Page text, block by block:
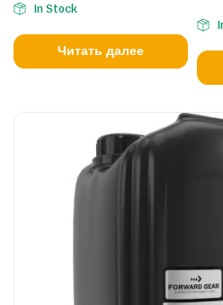
In Stock
Читать далее